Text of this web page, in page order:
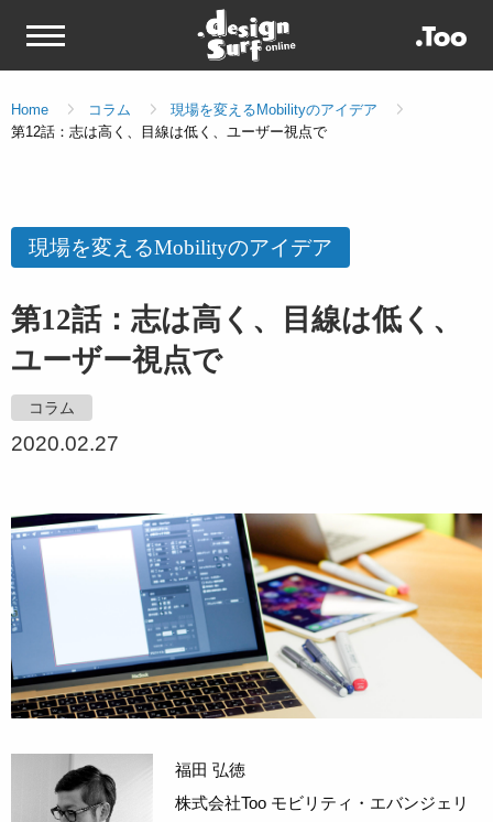
Home コラム
現場を変えるMobilityのアイデア
第12話：志は高く、目線は低く、ユーザー視点で
現場を変えるMobilityのアイデア
第12話：志は高く、目線は低く、
ユーザー視点で
コラム
2020.02.27
福田 弘徳
株式会社Too モビリティ・エバンジェリ